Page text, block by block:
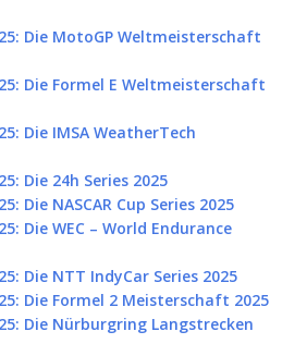
Die MotoGP Weltmeisterschaft
Die Formel E Weltmeisterschaft
Die IMSA WeatherTech
Die 24h Series 2025
Die NASCAR Cup Series 2025
Die WEC – World Endurance
Die NTT IndyCar Series 2025
Die Formel 2 Meisterschaft 2025
Die Nürburgring Langstrecken